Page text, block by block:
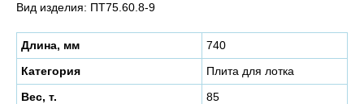
Вид изделия: ПТ75.60.8-9
Длина, мм
740
Категория
Плита для лотка
Вес, т.
85